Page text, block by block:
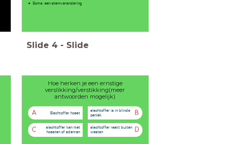
Soms: een stemverandering
Slide 4 - Slide
Hoe herken je een ernstige
verslikking/verstikking(meer
antwoorden mogelijk)
A Slachtoffer hoest B
slachtoffer is in blinde
paniek
C
slachtoffer kan niet
hoesten of ademen
D
slachtoffer raakt buiten
westen